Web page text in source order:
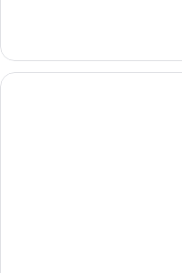
King,
balkon,
Kamar
Deluks,
1